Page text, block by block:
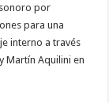
por
para una
interno a través
Martín Aquilini en